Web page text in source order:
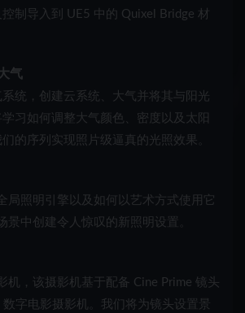
制导入到 UE5 中的 Quixel Bridge 材
气
统，创建云系统、大气并将其与阳光
习如何调整大气颜色、密度以及太阳
的序列实现照片级逼真的光照效果。
局照明引擎以及如何以艺术方式使用它
景中创建令人惊叹的新照明设置。
机，该摄影机基于配备 Cine Prime 镜头
字电影摄影机。我们将为镜头设置景